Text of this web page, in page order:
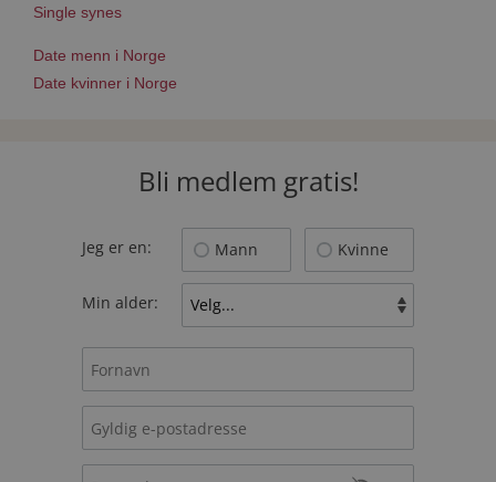
Single synes
Date menn i Norge
Date kvinner i Norge
Bli medlem gratis!
Jeg er en: Mann Kvinne
Min alder: